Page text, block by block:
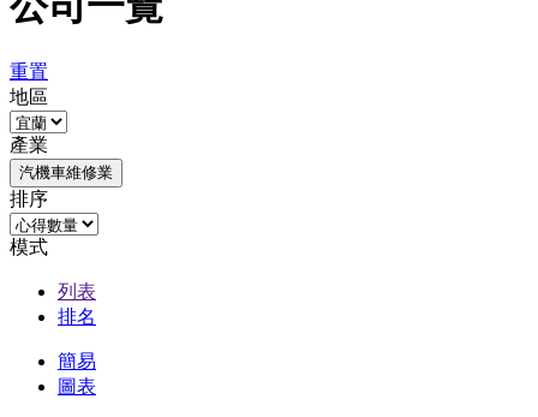
重置
地區
產業
汽機車維修業
排序
模式
列表
排名
簡易
圖表